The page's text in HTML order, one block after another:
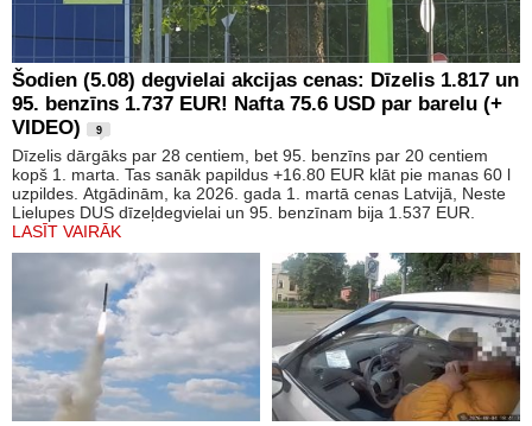
Šodien (5.08) degvielai akcijas cenas: Dīzelis 1.817 un
95. benzīns 1.737 EUR! Nafta 75.6 USD par barelu (+
VIDEO)
9
Dīzelis dārgāks par 28 centiem, bet 95. benzīns par 20 centiem
kopš 1. marta. Tas sanāk papildus +16.80 EUR klāt pie manas 60 l
uzpildes. Atgādinām, ka 2026. gada 1. martā cenas Latvijā, Neste
Lielupes DUS dīzeļdegvielai un 95. benzīnam bija 1.537 EUR.
LASĪT VAIRĀK